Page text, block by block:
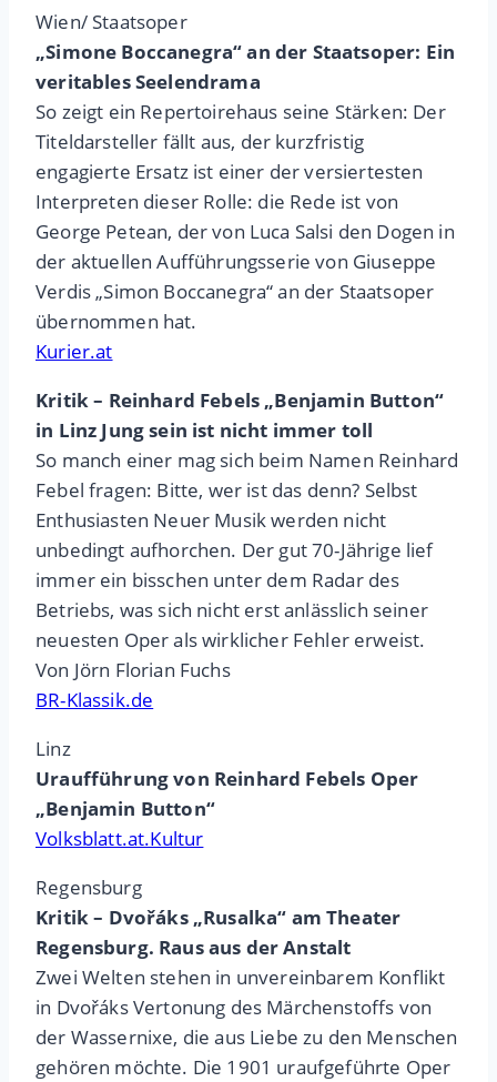
Wien/ Staatsoper
„Simone Boccanegra“ an der Staatsoper: Ein
veritables Seelendrama
So zeigt ein Repertoirehaus seine Stärken: Der
Titeldarsteller fällt aus, der kurzfristig
engagierte Ersatz ist einer der versiertesten
Interpreten dieser Rolle: die Rede ist von
George Petean, der von Luca Salsi den Dogen in
der aktuellen Aufführungsserie von Giuseppe
Verdis „Simon Boccanegra“ an der Staatsoper
übernommen hat.
Kurier.at
Kritik – Reinhard Febels „Benjamin Button“
in Linz Jung sein ist nicht immer toll
So manch einer mag sich beim Namen Reinhard
Febel fragen: Bitte, wer ist das denn? Selbst
Enthusiasten Neuer Musik werden nicht
unbedingt aufhorchen. Der gut 70-Jährige lief
immer ein bisschen unter dem Radar des
Betriebs, was sich nicht erst anlässlich seiner
neuesten Oper als wirklicher Fehler erweist.
Von Jörn Florian Fuchs
BR-Klassik.de
Linz
Uraufführung von Reinhard Febels Oper
„Benjamin Button“
Volksblatt.at.Kultur
Regensburg
Kritik – Dvořáks „Rusalka“ am Theater
Regensburg. Raus aus der Anstalt
Zwei Welten stehen in unvereinbarem Konflikt
in Dvořáks Vertonung des Märchenstoffs von
der Wassernixe, die aus Liebe zu den Menschen
gehören möchte. Die 1901 uraufgeführte Oper